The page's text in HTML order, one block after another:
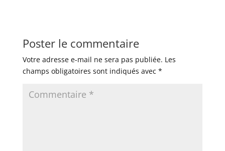
Poster le commentaire
Votre adresse e-mail ne sera pas publiée. Les
champs obligatoires sont indiqués avec *